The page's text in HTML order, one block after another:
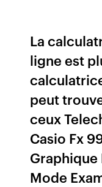
La
ligne est
peut
ceux
Casio Fx
Mode